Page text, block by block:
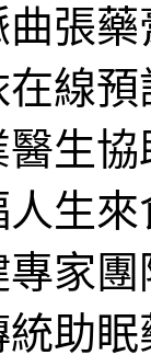
張
線
生
生
家
助